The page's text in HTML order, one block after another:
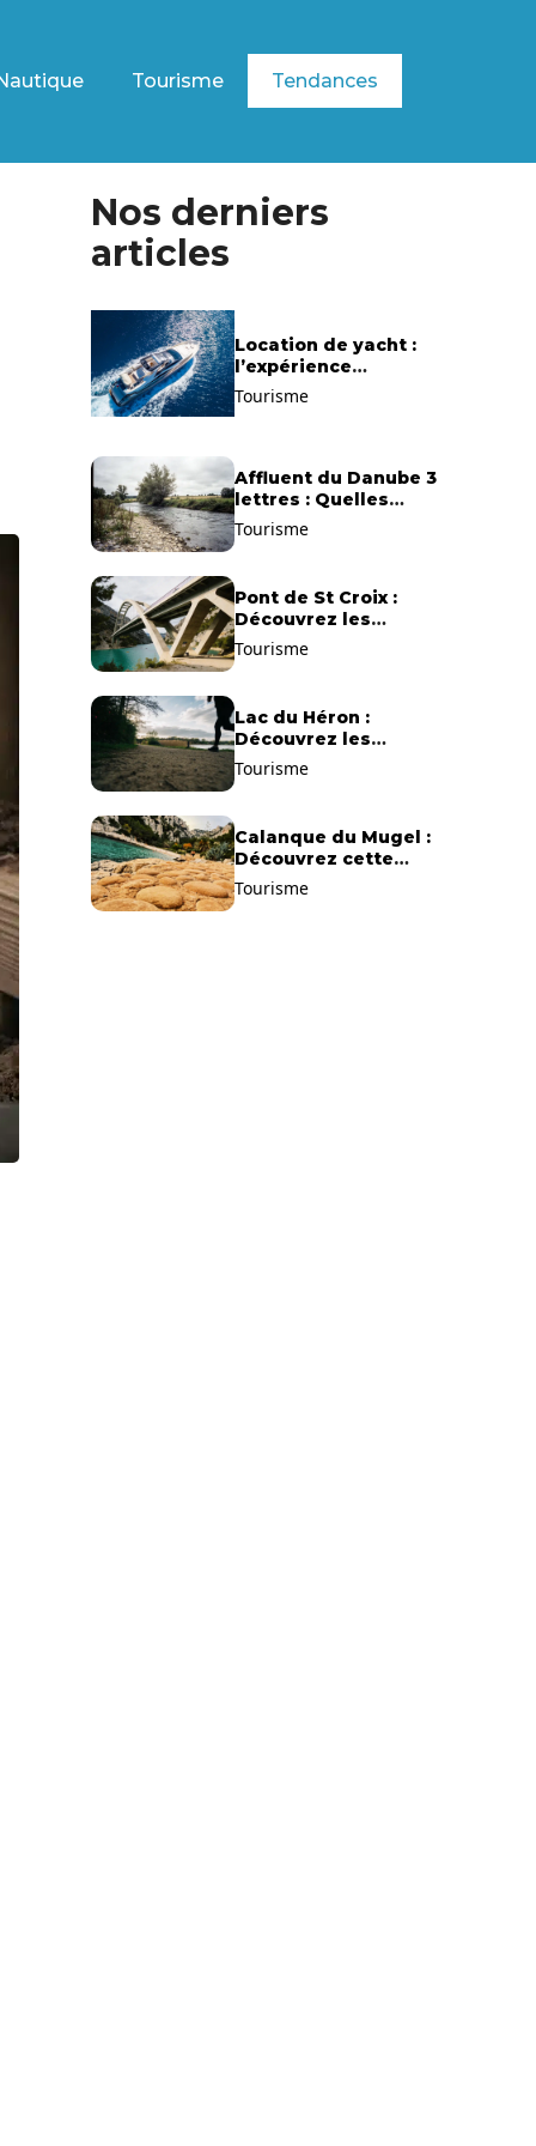
Tourisme Tendances
Nos derniers
articles
Location de yacht :
l’expérience
exclusive pour
découvrir la
Tourisme
Affluent du Danube 3
lettres : Quelles
solutions trouver ?
Tourisme
Pont de St Croix :
Découvrez les
gorges du Verdon !
Tourisme
Lac du Héron :
Découvrez les
meilleurs sentiers de
Tourisme
Calanque du Mugel :
Découvrez cette
plage paradisiaque à
Tourisme